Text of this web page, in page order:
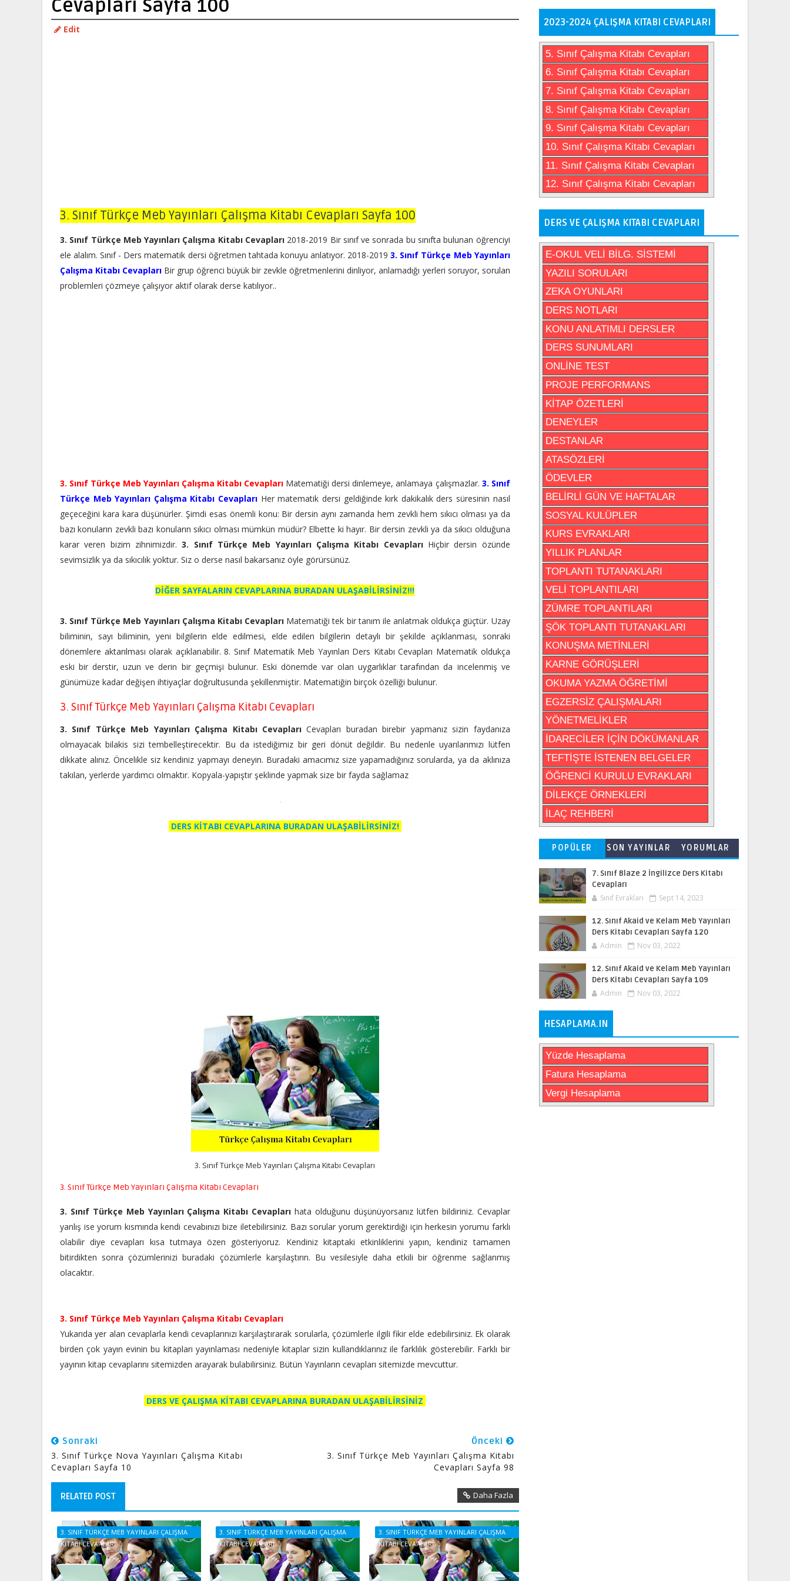
Cevapları Sayfa 100
Edit
3. Sınıf Türkçe Meb Yayınları Çalışma Kitabı Cevapları Sayfa 100
3. Sınıf Türkçe Meb Yayınları Çalışma Kitabı Cevapları 2018-2019 Bir sınıf ve sonrada bu sınıfta bulunan öğrenciyi
ele alalım. Sınıf - Ders matematik dersi öğretmen tahtada konuyu anlatıyor. 2018-20193. Sınıf Türkçe Meb Yayınları
Çalışma Kitabı Cevapları Bir grup öğrenci büyük bir zevkle öğretmenlerini dinliyor, anlamadığı yerleri soruyor, sorulan
problemleri çözmeye çalışıyor aktif olarak derse katılıyor..
3. Sınıf Türkçe Meb Yayınları Çalışma Kitabı Cevapları Matematiği dersi dinlemeye, anlamaya çalışmazlar. 3. Sınıf
Türkçe Meb Yayınları Çalışma Kitabı Cevapları Her matematik dersi geldiğinde kırk dakikalık ders süresinin nasıl
geçeceğini kara kara düşünürler. Şimdi esas önemli konu: Bir dersin aynı zamanda hem zevkli hem sıkıcı olması ya da
bazı konuların zevkli bazı konuların sıkıcı olması mümkün müdür? Elbette ki hayır. Bir dersin zevkli ya da sıkıcı olduğuna
karar veren bizim zihnimizdir.3. Sınıf Türkçe Meb Yayınları Çalışma Kitabı CevaplarıHiçbir dersin özünde
sevimsizlik ya da sıkıcılık yoktur. Siz o derse nasıl bakarsanız öyle görürsünüz.
DİĞER SAYFALARIN CEVAPLARINA BURADAN ULAŞABİLİRSİNİZ!!!
3. Sınıf Türkçe Meb Yayınları Çalışma Kitabı Cevapları Matematiği tek bir tanım ile anlatmak oldukça güçtür. Uzay
biliminin, sayı biliminin, yeni bilgilerin elde edilmesi, elde edilen bilgilerin detaylı bir şekilde açıklanması, sonraki
dönemlere aktarılması olarak açıklanabilir. 8. Sınıf Matematik Meb Yayınları Ders Kitabı Cevapları Matematik oldukça
eski bir derstir, uzun ve derin bir geçmişi bulunur. Eski dönemde var olan uygarlıklar tarafından da incelenmiş ve
günümüze kadar değişen ihtiyaçlar doğrultusunda şekillenmiştir. Matematiğin birçok özelliği bulunur.
3. Sınıf Türkçe Meb Yayınları Çalışma Kitabı Cevapları
3. Sınıf Türkçe Meb Yayınları Çalışma Kitabı CevaplarıCevapları buradan birebir yapmanız sizin faydanıza
olmayacak bilakis sizi tembelleştirecektir. Bu da istediğimiz bir geri dönüt değildir. Bu nedenle uyarılarımızı lütfen
dikkate alınız. Öncelikle siz kendiniz yapmayı deneyin. Buradaki amacımız size yapamadığınız sorularda, ya da aklınıza
takılan, yerlerde yardımcı olmaktır. Kopyala-yapıştır şeklinde yapmak size bir fayda sağlamaz
DERS KİTABI CEVAPLARINA BURADAN ULAŞABİLİRSİNİZ!
3. Sınıf Türkçe Meb Yayınları Çalışma Kitabı Cevapları
3. Sınıf Türkçe Meb Yayınları Çalışma Kitabı Cevapları
3. Sınıf Türkçe Meb Yayınları Çalışma Kitabı Cevapları hata olduğunu düşünüyorsanız lütfen bildiriniz. Cevaplar
yanlış ise yorum kısmında kendi cevabınızı bize iletebilirsiniz. Bazı sorular yorum gerektirdiği için herkesin yorumu farklı
olabilir diye cevapları kısa tutmaya özen gösteriyoruz. Kendiniz kitaptaki etkinliklerini yapın, kendiniz tamamen
bitirdikten sonra çözümlerinizi buradaki çözümlerle karşılaştırın. Bu vesilesiyle daha etkili bir öğrenme sağlanmış
olacaktır.
3. Sınıf Türkçe Meb Yayınları Çalışma Kitabı Cevapları
Yukarıda yer alan cevaplarla kendi cevaplarınızı karşılaştırarak sorularla, çözümlerle ilgili fikir elde edebilirsiniz. Ek olarak
birden çok yayın evinin bu kitapları yayınlaması nedeniyle kitaplar sizin kullandıklarınız ile farklılık gösterebilir. Farklı bir
yayının kitap cevaplarını sitemizden arayarak bulabilirsiniz. Bütün Yayınların cevapları sitemizde mevcuttur.
DERS VE ÇALIŞMA KİTABI CEVAPLARINA BURADAN ULAŞABİLİRSİNİZ
Sonraki
3. Sınıf Türkçe Nova Yayınları Çalışma Kitabı
Cevapları Sayfa 10
Önceki
3. Sınıf Türkçe Meb Yayınları Çalışma Kitabı
Cevapları Sayfa 98
RELATED POST Daha Fazla
3. SINIF TÜRKÇE MEB YAYINLARI ÇALIŞMA
KITABI CEVAPLARI
3. SINIF TÜRKÇE MEB YAYINLARI ÇALIŞMA
KITABI CEVAPLARI
3. SINIF TÜRKÇE MEB YAYINLARI ÇALIŞMA
KITABI CEVAPLARI
2023-2024 ÇALIŞMA KITABI CEVAPLARI
5. Sınıf Çalışma Kitabı Cevapları
6. Sınıf Çalışma Kitabı Cevapları
7. Sınıf Çalışma Kitabı Cevapları
8. Sınıf Çalışma Kitabı Cevapları
9. Sınıf Çalışma Kitabı Cevapları
10. Sınıf Çalışma Kitabı Cevapları
11. Sınıf Çalışma Kitabı Cevapları
12. Sınıf Çalışma Kitabı Cevapları
DERS VE ÇALIŞMA KITABI CEVAPLARI
E-OKUL VELİ BİLG. SİSTEMİ
YAZILI SORULARI
ZEKA OYUNLARI
DERS NOTLARI
KONU ANLATIMLI DERSLER
DERS SUNUMLARI
ONLİNE TEST
PROJE PERFORMANS
KİTAP ÖZETLERİ
DENEYLER
DESTANLAR
ATASÖZLERİ
ÖDEVLER
BELİRLİ GÜN VE HAFTALAR
SOSYAL KULÜPLER
KURS EVRAKLARI
YILLIK PLANLAR
TOPLANTI TUTANAKLARI
VELİ TOPLANTILARI
ZÜMRE TOPLANTILARI
ŞÖK TOPLANTI TUTANAKLARI
KONUŞMA METİNLERİ
KARNE GÖRÜŞLERİ
OKUMA YAZMA ÖĞRETİMİ
EGZERSİZ ÇALIŞMALARI
YÖNETMELİKLER
İDARECİLER İÇİN DÖKÜMANLAR
TEFTİŞTE İSTENEN BELGELER
ÖĞRENCİ KURULU EVRAKLARI
DİLEKÇE ÖRNEKLERİ
İLAÇ REHBERİ
POPÜLER SON YAYINLAR YORUMLAR
7. Sınıf Blaze 2 İngilizce Ders Kitabı
Cevapları
Sınıf Evrakları Sept 14, 2023
12. Sınıf Akaid ve Kelam Meb Yayınları
Ders Kitabı Cevapları Sayfa 120
Admin Nov 03, 2022
12. Sınıf Akaid ve Kelam Meb Yayınları
Ders Kitabı Cevapları Sayfa 109
Admin Nov 03, 2022
HESAPLAMA.IN
Yüzde Hesaplama
Fatura Hesaplama
Vergi Hesaplama